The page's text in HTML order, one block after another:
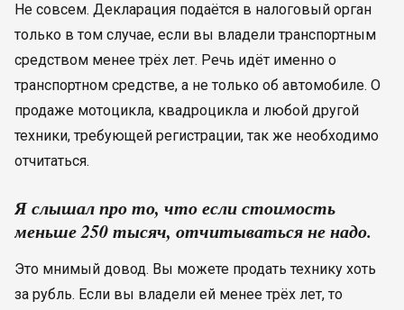
Не совсем. Декларация подаётся в налоговый орган
только в том случае, если вы владели транспортным
средством менее трёх лет. Речь идёт именно о
транспортном средстве, а не только об автомобиле. О
продаже мотоцикла, квадроцикла и любой другой
техники, требующей регистрации, так же необходимо
отчитаться.
Я слышал про то, что если стоимость
меньше 250 тысяч, отчитываться не надо.
Это мнимый довод. Вы можете продать технику хоть
за рубль. Если вы владели ей менее трёх лет, то